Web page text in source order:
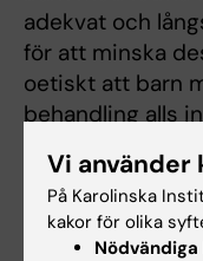
adekvat och
för att minska
oetiskt att barn
behandling alls
institutionen för
Intervention och
och en av
Vi använder
På Karolinska
kakor för olika
Nödvändiga